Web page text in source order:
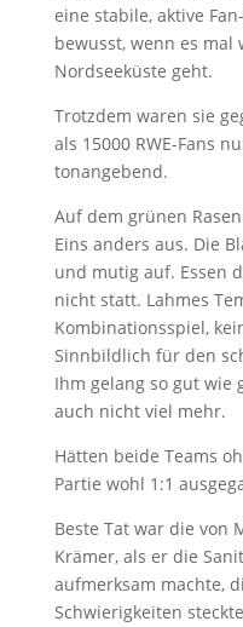
eine stabile, aktive
bewusst, wenn es
Nordseeküste geht.
Trotzdem waren sie
als 15000 RWE-Fans
tonangebend.
Auf dem grünen
Eins anders aus. Die
und mutig auf. Essen
nicht statt. Lahmes
Kombinationsspiel,
Sinnbildlich für den
Ihm gelang so gut wie
auch nicht viel mehr.
Hätten beide Teams
Partie wohl 1:1
Beste Tat war die von
Krämer, als er die
aufmerksam machte,
Schwierigkeiten